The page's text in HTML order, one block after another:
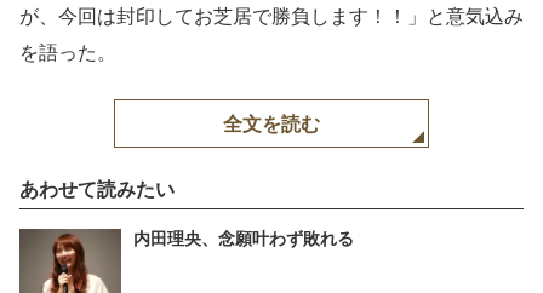
が、今回は封印してお芝居で勝負します！！」と意気込み
を語った。
全文を読む
あわせて読みたい
内田理央、念願叶わず敗れる